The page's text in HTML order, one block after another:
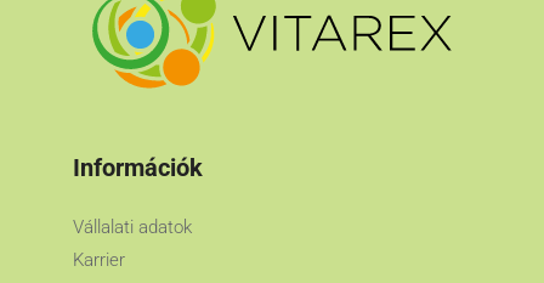
Információk
Vállalati adatok
Karrier